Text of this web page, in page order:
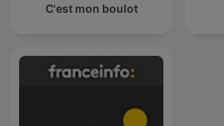
C'est mon boulot